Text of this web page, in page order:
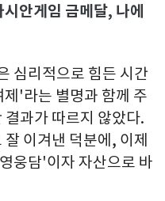
안게임 금메달, 나에
심리적으로 힘든 시간
'라는 별명과 함께 주
과가 따르지 않았다.
이겨낸 덕분에, 이제
웅담'이자 자산으로 바